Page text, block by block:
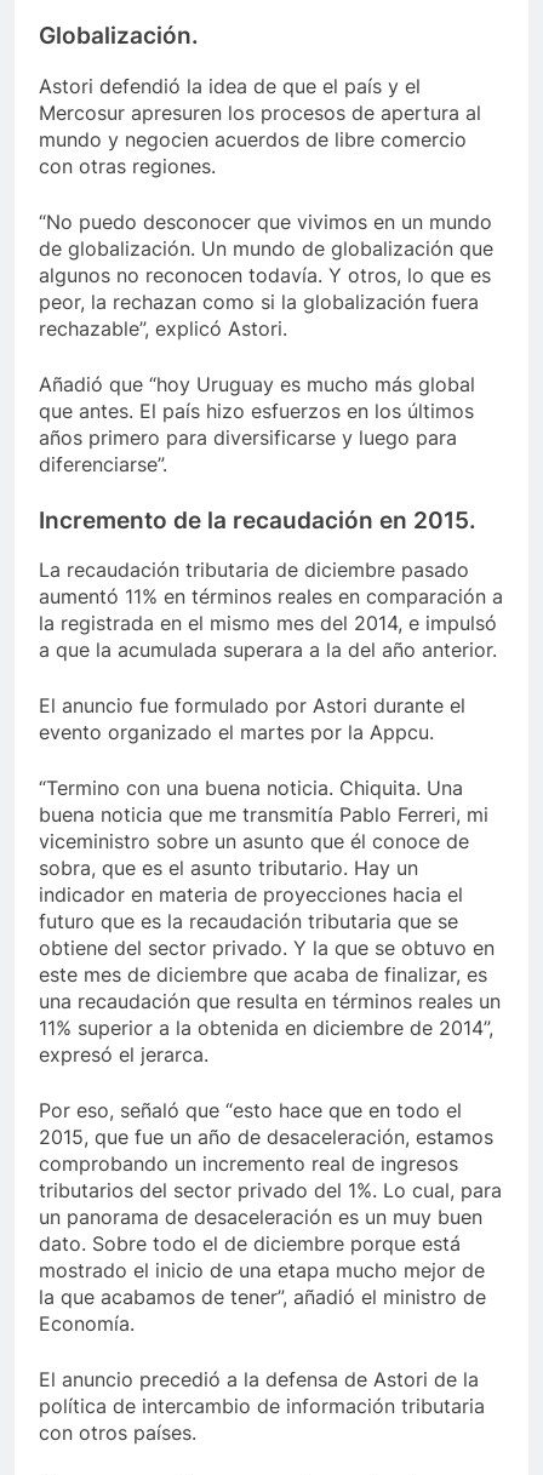
Globalización.
Astori defendió la idea de que el país y el
Mercosur apresuren los procesos de apertura al
mundo y negocien acuerdos de libre comercio
con otras regiones.
“No puedo desconocer que vivimos en un mundo
de globalización. Un mundo de globalización que
algunos no reconocen todavía. Y otros, lo que es
peor, la rechazan como si la globalización fuera
rechazable”, explicó Astori.
Añadió que “hoy Uruguay es mucho más global
que antes. El país hizo esfuerzos en los últimos
años primero para diversificarse y luego para
diferenciarse”.
Incremento de la recaudación en 2015.
La recaudación tributaria de diciembre pasado
aumentó 11% en términos reales en comparación a
la registrada en el mismo mes del 2014, e impulsó
a que la acumulada superara a la del año anterior.
El anuncio fue formulado por Astori durante el
evento organizado el martes por la Appcu.
“Termino con una buena noticia. Chiquita. Una
buena noticia que me transmitía Pablo Ferreri, mi
viceministro sobre un asunto que él conoce de
sobra, que es el asunto tributario. Hay un
indicador en materia de proyecciones hacia el
futuro que es la recaudación tributaria que se
obtiene del sector privado. Y la que se obtuvo en
este mes de diciembre que acaba de finalizar, es
una recaudación que resulta en términos reales un
11% superior a la obtenida en diciembre de 2014”,
expresó el jerarca.
Por eso, señaló que “esto hace que en todo el
2015, que fue un año de desaceleración, estamos
comprobando un incremento real de ingresos
tributarios del sector privado del 1%. Lo cual, para
un panorama de desaceleración es un muy buen
dato. Sobre todo el de diciembre porque está
mostrado el inicio de una etapa mucho mejor de
la que acabamos de tener”, añadió el ministro de
Economía.
El anuncio precedió a la defensa de Astori de la
política de intercambio de información tributaria
con otros países.